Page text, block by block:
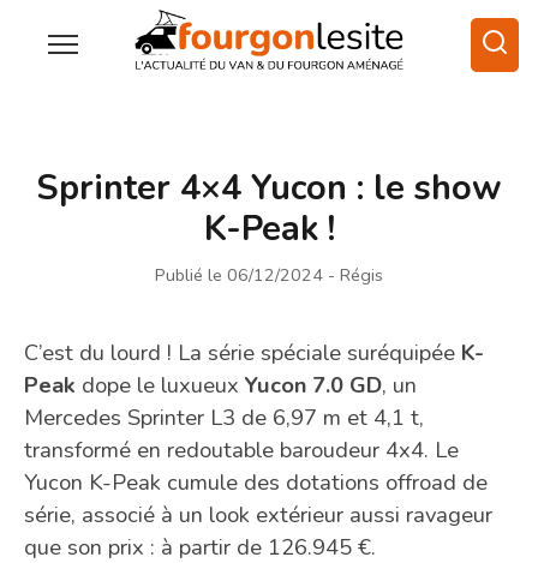
Sprinter 4×4 Yucon : le show
K-Peak !
Publié le 06/12/2024 - Régis
C’est du lourd ! La série spéciale suréquipée K-
Peak dope le luxueux Yucon 7.0 GD, un
Mercedes Sprinter L3 de 6,97 m et 4,1 t,
transformé en redoutable baroudeur 4x4. Le
Yucon K-Peak cumule des dotations offroad de
série, associé à un look extérieur aussi ravageur
que son prix : à partir de 126.945 €.